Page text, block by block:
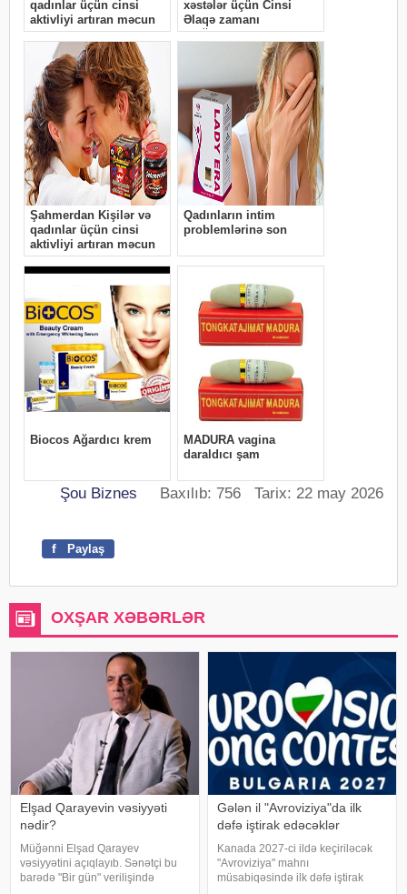
Şou Biznes Baxılıb: 756 Tarix: 22 may 2026
f Paylaş
OXŞAR XƏBƏRLƏR
Elşad Qarayevin vəsiyyəti
nədir?
Müğənni Elşad Qarayev
vəsiyyətini açıqlayıb. Sənətçi bu
barədə "Bir gün" verilişində
Gələn il "Avroviziya"da ilk
dəfə iştirak edəcəklər
Kanada 2027-ci ildə keçiriləcək
"Avroviziya" mahnı
müsabiqəsində ilk dəfə iştirak